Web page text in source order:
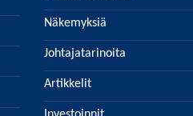
Näkemyksiä
Johtajatarinoita
Artikkelit